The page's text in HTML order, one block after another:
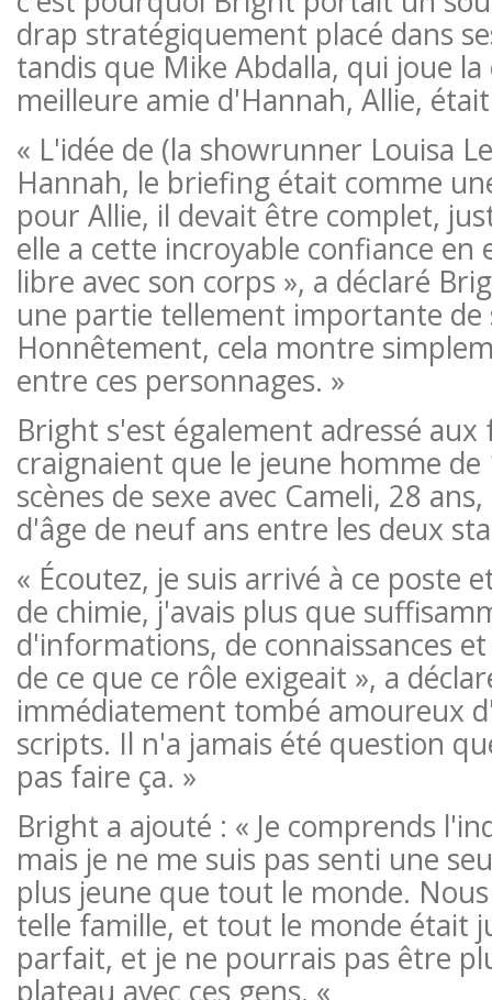
drap stratégiquement placé dans
tandis que Mike Abdalla, qui joue
meilleure amie d'Hannah, Allie,
« L'idée de (la showrunner Louisa
Hannah, le briefing était comme
pour Allie, il devait être complet,
elle a cette incroyable confiance en
libre avec son corps », a déclaré
une partie tellement importante de
Honnêtement, cela montre
entre ces personnages. »
Bright s'est également adressé aux
craignaient que le jeune homme
scènes de sexe avec Cameli, 28
d'âge de neuf ans entre les deux
« Écoutez, je suis arrivé à ce poste
de chimie, j'avais plus que
d'informations, de connaissances
de ce que ce rôle exigeait », a
immédiatement tombé amoureux
scripts. Il n'a jamais été question
pas faire ça. »
Bright a ajouté : « Je comprends
mais je ne me suis pas senti une
plus jeune que tout le monde.
telle famille, et tout le monde était
parfait, et je ne pourrais pas être
plateau avec ces gens. «